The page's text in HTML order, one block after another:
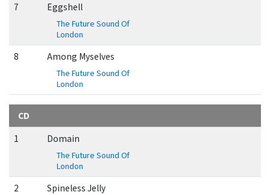
7 Eggshell
The Future Sound Of
London
8 Among Myselves
The Future Sound Of
London
CD
1
Domain
The Future Sound Of
London
2 Spineless Jelly